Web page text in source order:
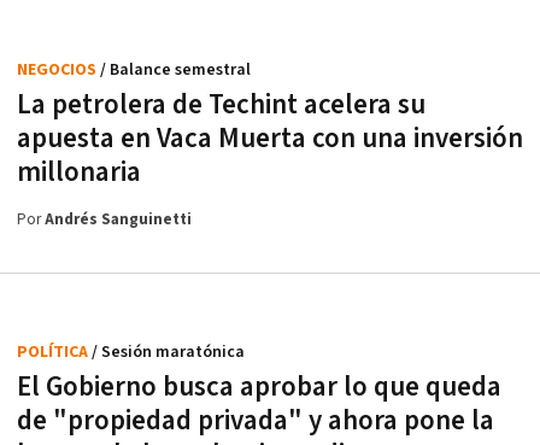
La petrolera de Techint acelera su
apuesta en Vaca Muerta con una inversión
millonaria
NEGOCIOS / Balance semestral
PorAndrés Sanguinetti
El Gobierno busca aprobar lo que queda
de "propiedad privada" y ahora pone la
POLÍTICA/ Sesión maratónica